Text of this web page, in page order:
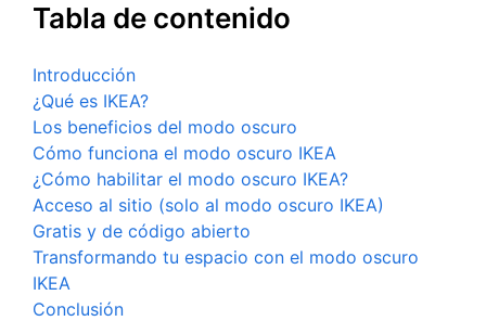
Tabla de contenido
Introducción
¿Qué es IKEA?
Los beneficios del modo oscuro
Cómo funciona el modo oscuro IKEA
¿Cómo habilitar el modo oscuro IKEA?
Acceso al sitio (solo al modo oscuro IKEA)
Gratis y de código abierto
Transformando tu espacio con el modo oscuro
IKEA
Conclusión